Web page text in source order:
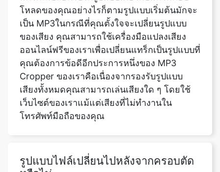
Copy Link
ออนไลน์ฟรีของเราเพื่อเปลี่ยนแทร็กเป็นรูปแบบที่
คุณต้องการข้อดีอีกประการหนึ่งของ MP3
Cropper ของเราคือเนื่องจากรองรับรูปแบบ
เสียงทั้งหมดคุณสามารถเล่นเสียงใด ๆ โดยใช้
เว็บไซต์ของเราแม้แต่เสียงที่ไม่ทำงานใน
โทรศัพท์มือถือของคุณ
รูปแบบไฟล์เปลี่ยนไปหลังจากครอบตัด
ไม่MP3 Cropper ของเราได้รับการออกแบบใน
ลักษณะที่รูปแบบไฟล์ที่เปลี่ยนแปลงจะมีรูปแบบ